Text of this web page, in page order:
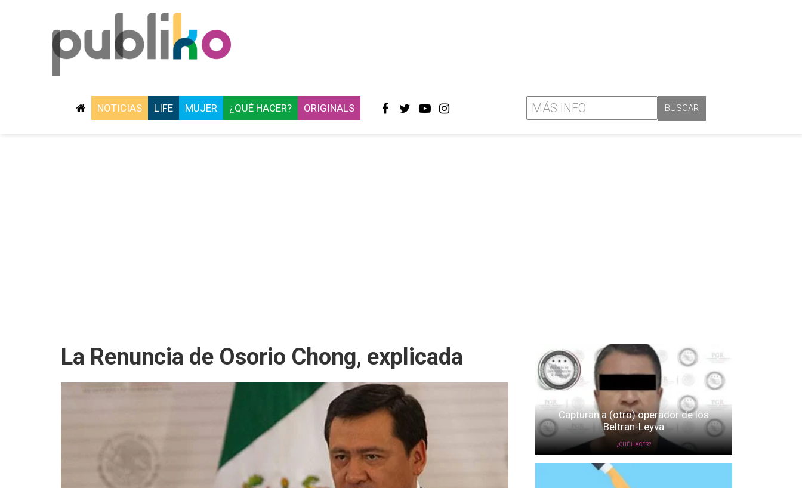
NOTICIAS LIFE MUJER ¿QUÉ HACER? ORIGINALS
La Renuncia de Osorio Chong, explicada
Capturan a (otro) operador de los
Beltran-Leyva
¿QUÉ HACER?